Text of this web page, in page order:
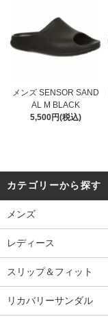
メンズ SENSOR SAND
AL M BLACK
5,500円(税込)
カテゴリーから探す
メンズ
レディース
スリップ＆フィット
リカバリーサンダル